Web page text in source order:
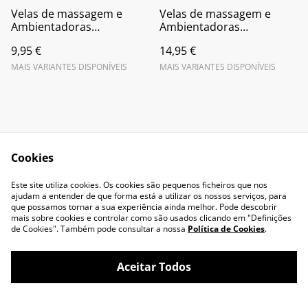
Velas de massagem e
Ambientadoras
9,95 €
MAIS VARIANTES DISPONÍVEIS
Velas de massagem e
Ambientadoras
14,95 €
MAIS VARIANTES DISPONÍVEIS
Contact Us
Legal Terms
Privacy Policy
Cookie Policy
Cookies
Este site utiliza cookies. Os cookies são pequenos ficheiros que nos
ajudam a entender de que forma está a utilizar os nossos serviços, para
que possamos tornar a sua experiência ainda melhor. Pode descobrir
mais sobre cookies e controlar como são usados clicando em "Definições
de Cookies". Também pode consultar a nossa Política de Cookies.
Aceitar Todos